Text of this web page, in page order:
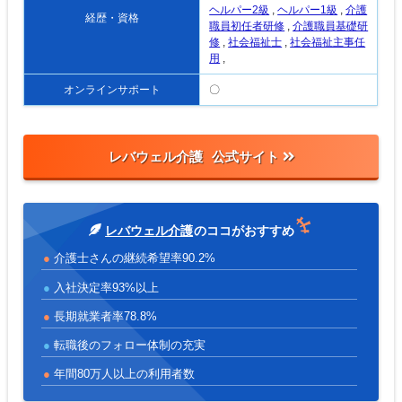
経歴・資格
ヘルパー2級 ,ヘルパー1級 ,介護
職員初任者研修 ,介護職員基礎研
修 ,社会福祉士 ,社会福祉主事任
用
オンラインサポート 〇
レバウェル介護
レバウェル介護のココがおすすめ
介護士さんの継続希望率90.2%
入社決定率93%以上
長期就業者率78.8%
転職後のフォロー体制の充実
年間80万人以上の利用者数